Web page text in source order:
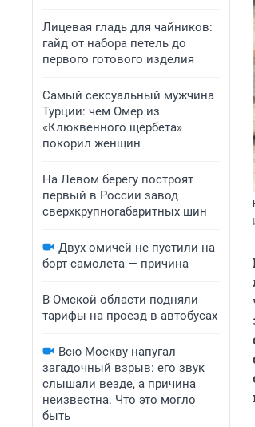
Лицевая гладь для чайников:
гайд от набора петель до
первого готового изделия
Самый сексуальный мужчина
Турции: чем Омер из
«Клюквенного щербета»
покорил женщин
На Левом берегу построят
первый в России завод
сверхкрупногабаритных шин
Двух омичей не пустили на
борт самолета — причина
В Омской области подняли
тарифы на проезд в автобусах
Всю Москву напугал
загадочный взрыв: его звук
слышали везде, а причина
неизвестна. Что это могло
быть